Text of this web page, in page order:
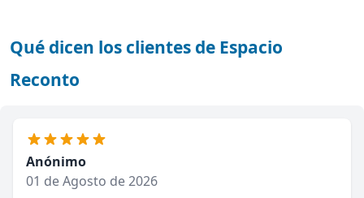
Qué dicen los clientes de Espacio
Reconto
Anónimo
01 de Agosto de 2026